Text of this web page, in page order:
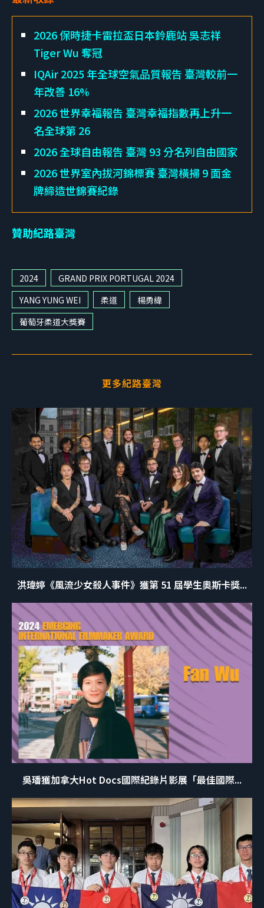
2026 保時捷卡雷拉盃日本鈴鹿站 吳志祥
Tiger Wu 奪冠
IQAir 2025 年全球空氣品質報告 臺灣較前一
年改善 16%
2026 世界幸福報告 臺灣幸福指數再上升一
名全球第 26
2026 全球自由報告 臺灣 93 分名列自由國家
2026 世界室內拔河錦標賽 臺灣橫掃 9 面金
牌締造世錦賽紀錄
贊助紀路臺灣
2024
GRAND PRIX PORTUGAL 2024
YANG YUNG WEI
柔道
楊勇緯
葡萄牙柔道大獎賽
更多紀路臺灣
洪瑋婷《風流少女殺人事件》獲第 51 屆學生奧斯卡獎...
吳璠獲加拿大Hot Docs國際紀錄片影展「最佳國際...